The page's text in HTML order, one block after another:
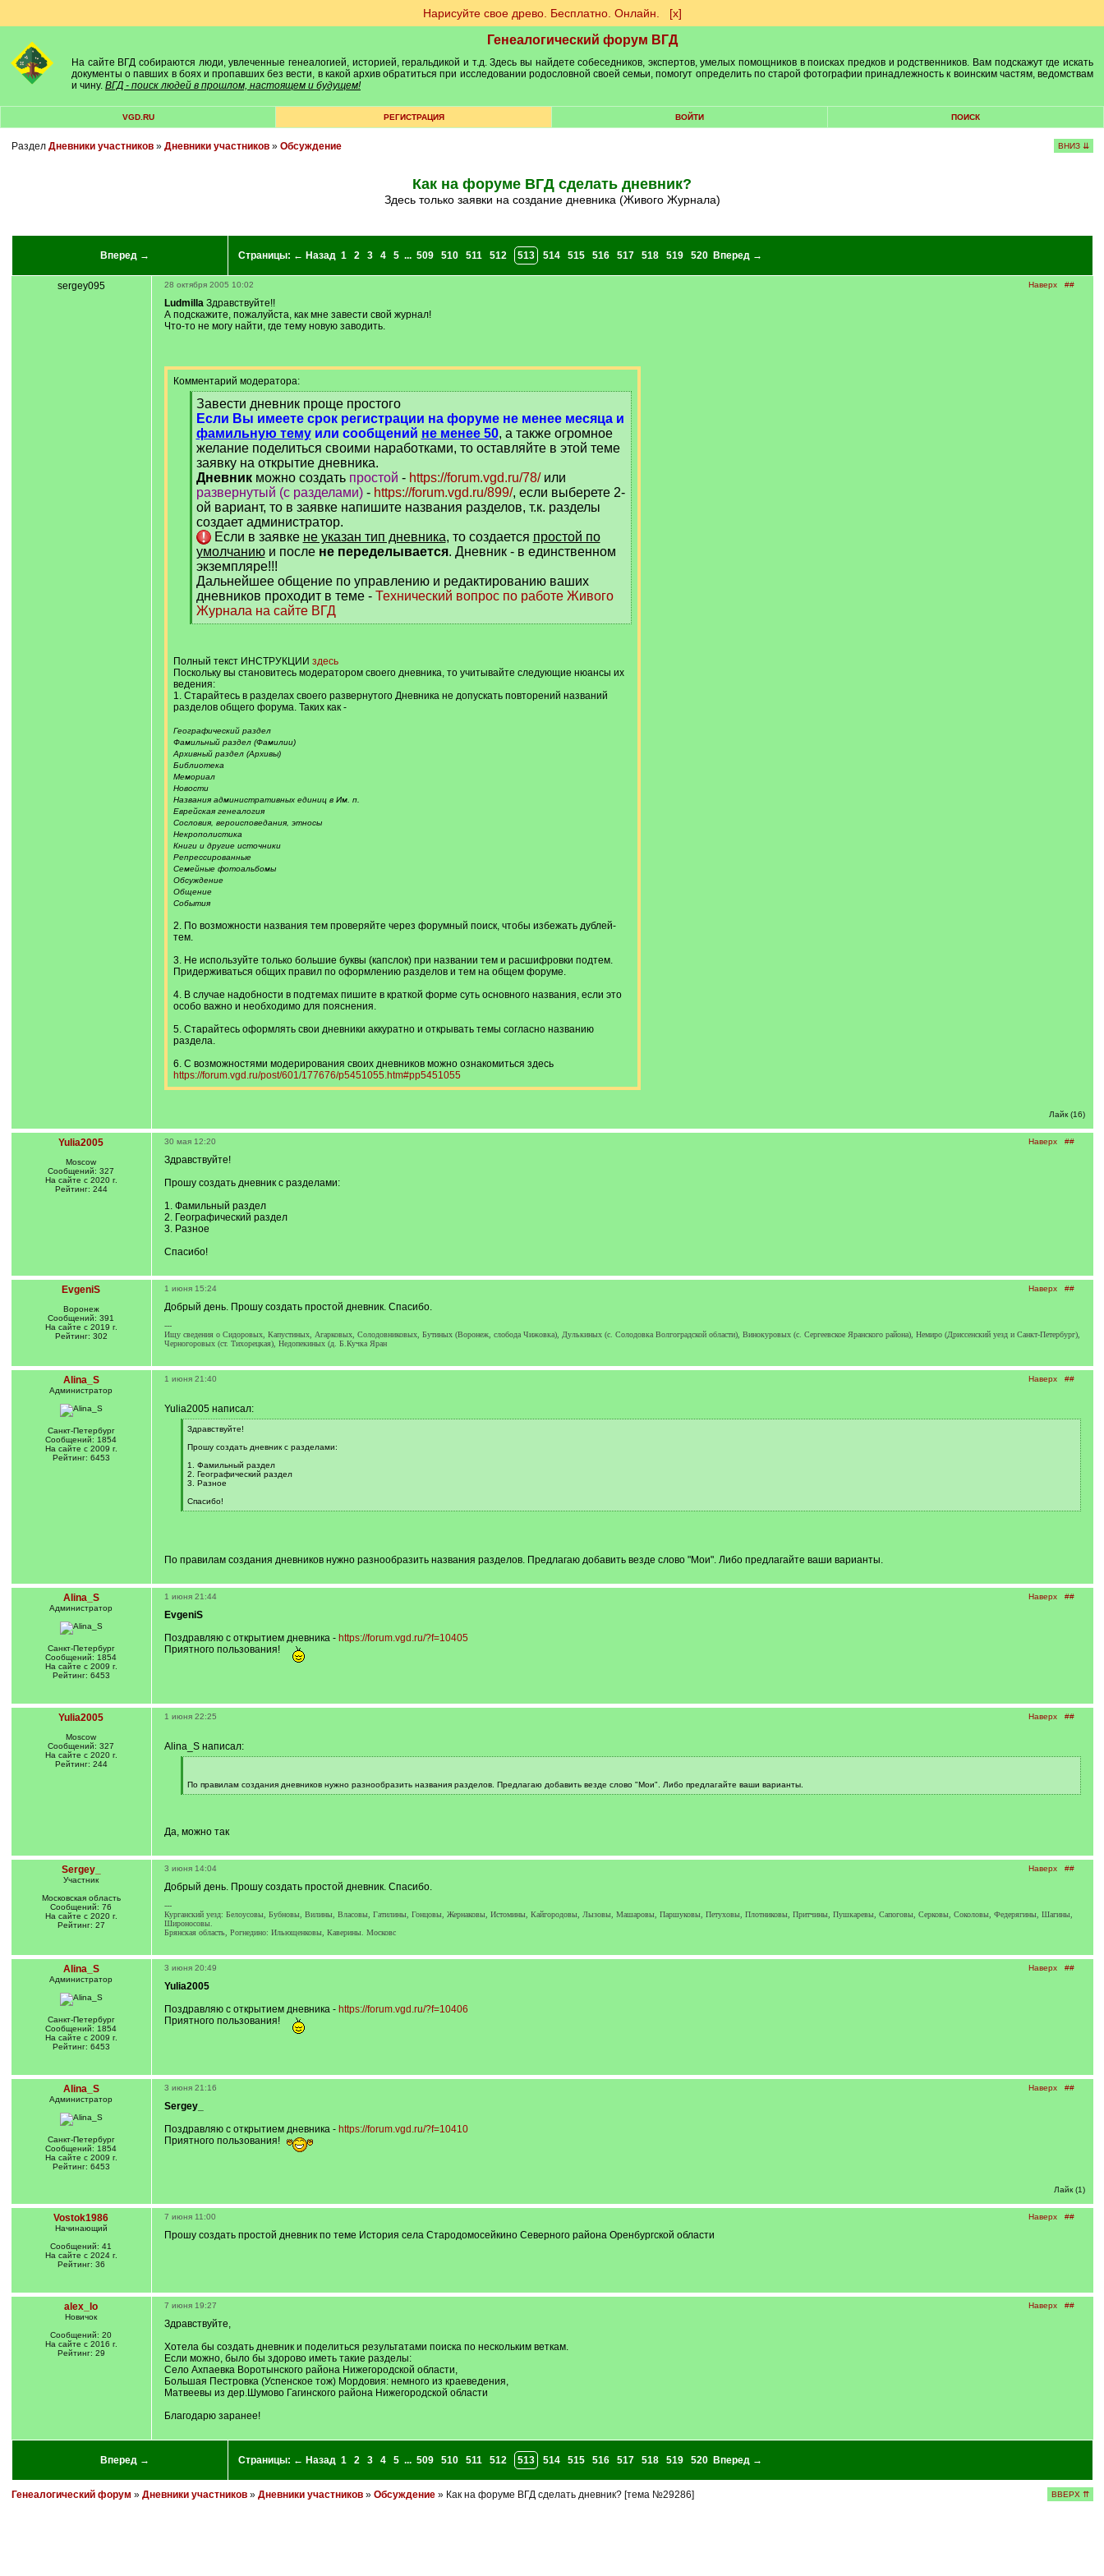
Нарисуйте свое древо. Бесплатно. Онлайн. [х]
Генеалогический форум ВГД
На сайте ВГД собираются люди, увлеченные генеалогией, историей, геральдикой и т.д. Здесь вы найдете собеседников, экспертов, умелых помощников в поисках предков и родственников. Вам подскажут где искать
документы о павших в боях и пропавших без вести, в какой архив обратиться при исследовании родословной своей семьи, помогут определить по старой фотографии принадлежность к воинским частям, ведомствам
и чину. ВГД - поиск людей в прошлом, настоящем и будущем!
VGD.RU РЕГИСТРАЦИЯ ВОЙТИ ПОИСК
Раздел Дневники участников» Дневники участников» Обсуждение ВНИЗ ⇊
Как на форуме ВГД сделать дневник?
здесь только заявки на создание дневника (Живого Журнала)
Вперед → Страницы: ← Назад 1 2 3 4 5 ... 509 510 511 512 513 514 515 516 517 518 519 520 Вперед →
sergey095 Наверх ##
28 октября 2005 10:02
LudmillaЗдравствуйте!!
А подскажите, пожалуйста, как мне завести свой журнал!
Что-то не могу найти, где тему новую заводить.
Комментарий модератора:
[
q
Завести дневник проще простого
Если Вы имеете срок регистрации на форуме не менее месяца и
фамильную темуили сообщений не менее 50, а также огромное
желание поделиться своими наработками, то оставляйте в этой теме
заявку на открытие дневника.
Дневникможно создать простой - https://forum.vgd.ru/78/или
развернутый (с разделами)- https://forum.vgd.ru/899/, если выберете 2-
ой вариант, то в заявке напишите названия разделов, т.к. разделы
создает администратор.
Если в заявке не указан тип дневника, то создается простой по
умолчаниюи после не переделывается. Дневник - в единственном
экземпляре!!!
Дальнейшее общение по управлению и редактированию ваших
дневников проходит в теме - Технический вопрос по работе Живого
Журнала на сайте ВГД
[
Полный текст ИНСТРУКЦИИ здесь
Поскольку вы становитесь модератором своего дневника, то учитывайте следующие нюансы их
ведения:
1. Старайтесь в разделах своего развернутого Дневника не допускать повторений названий
разделов общего форума. Таких как -
Географический раздел
Фамильный раздел (Фамилии)
Архивный раздел (Архивы)
Библиотека
Мемориал
Новости
Названия административных единиц в Им. п.
Еврейская генеалогия
Сословия, вероисповедания, этносы
Некрополистика
Книги и другие источники
Репрессированные
Семейные фотоальбомы
Обсуждение
Общение
События
2. По возможности названия тем проверяйте через форумный поиск, чтобы избежать дублей-
тем.
3. Не используйте только большие буквы (капслок) при названии тем и расшифровки подтем.
Придерживаться общих правил по оформлению разделов и тем на общем форуме.
4. В случае надобности в подтемах пишите в краткой форме суть основного названия, если это
особо важно и необходимо для пояснения.
5. Старайтесь оформлять свои дневники аккуратно и открывать темы согласно названию
раздела.
6. С возможностями модерирования своих дневников можно ознакомиться здесь
https://forum.vgd.ru/post/601/177676/p5451055.htm#pp5451055
Лайк (16)
Yulia2005
Moscow
Сообщений: 327
На сайте с 2020 г.
Рейтинг: 244
Наверх ##
30 мая 12:20
Здравствуйте!
Прошу создать дневник с разделами:
1. Фамильный раздел
2. Географический раздел
3. Разное
Спасибо!
EvgeniS
Воронеж
Сообщений: 391
На сайте с 2019 г.
Рейтинг: 302
Наверх ##
1 июня 15:24
Добрый день. Прошу создать простой дневник. Спасибо.
---
Ищу сведения о Сидоровых, Капустиных, Агарковых, Солодовниковых, Бутиных (Воронеж, слобода Чижовка), Дулькиных (с. Солодовка Волгоградской области), Винокуровых (с. Сергеевское Яранского района), Немиро (Дриссенский уезд и Санкт-Петербург),
Черногоровых (ст. Тихорецкая), Недопекиных (д. Б.Кучка Яран
Alina_S
Администратор
Санкт-Петербург
Сообщений: 1854
На сайте с 2009 г.
Рейтинг: 6453
Наверх ##
1 июня 21:40
Yulia2005 написал:
[
]
Здравствуйте!
Прошу создать дневник с разделами:
1. Фамильный раздел
2. Географический раздел
3. Разное
Спасибо!
[
По правилам создания дневников нужно разнообразить названия разделов. Предлагаю добавить везде слово "Мои". Либо предлагайте ваши варианты.
Alina_S
Администратор
Санкт-Петербург
Сообщений: 1854
На сайте с 2009 г.
Рейтинг: 6453
Наверх ##
1 июня 21:44
EvgeniS
Поздравляю с открытием дневника - https://forum.vgd.ru/?f=10405
Приятного пользования!
Yulia2005
Moscow
Сообщений: 327
На сайте с 2020 г.
Рейтинг: 244
Наверх ##
1 июня 22:25
Alina_S написал:
]По правилам создания дневников нужно разнообразить названия разделов. Предлагаю добавить везде слово "Мои". Либо предлагайте ваши варианты.
[
Да, можно так
Sergey_
Участник
Московская область
Сообщений: 76
На сайте с 2020 г.
Рейтинг: 27
Наверх ##
3 июня 14:04
Добрый день. Прошу создать простой дневник. Спасибо.
---
Курганский уезд: Белоусовы, Бубновы, Вилины, Власовы, Гатилины, Гонцовы, Жернаковы, Истомины, Кайгородовы, Лызовы, Машаровы, Паршуковы, Петуховы, Плотниковы, Притчины, Пушкаревы, Сапоговы, Серковы, Соколовы, Федерягины, Шагины,
Широносовы.
Брянская область, Рогнедино: Ильющенковы, Каверины. Московс
Alina_S
Администратор
Санкт-Петербург
Сообщений: 1854
На сайте с 2009 г.
Рейтинг: 6453
Наверх ##
3 июня 20:49
Yulia2005
Поздравляю с открытием дневника - https://forum.vgd.ru/?f=10406
Приятного пользования!
Alina_S
Администратор
Санкт-Петербург
Сообщений: 1854
На сайте с 2009 г.
Рейтинг: 6453
Наверх ##
3 июня 21:16
Sergey_
Поздравляю с открытием дневника - https://forum.vgd.ru/?f=10410
Приятного пользования!
Лайк (1)
Vostok1986
Начинающий
Сообщений: 41
На сайте с 2024 г.
Рейтинг: 36
Наверх ##
7 июня 11:00
Прошу создать простой дневник по теме История села Стародомосейкино Северного района Оренбургской области
alex_lo
Новичок
Сообщений: 20
На сайте с 2016 г.
Рейтинг: 29
Наверх ##
7 июня 19:27
Здравствуйте,
Хотела бы создать дневник и поделиться результатами поиска по нескольким веткам.
Если можно, было бы здорово иметь такие разделы:
Село Ахпаевка Воротынского района Нижегородской области,
Большая Пестровка (Успенское тож) Мордовия: немного из краеведения,
Матвеевы из дер.Шумово Гагинского района Нижегородской области
Благодарю заранее!
Вперед → Страницы: ← Назад 1 2 3 4 5 ... 509 510 511 512 513 514 515 516 517 518 519 520 Вперед →
Генеалогический форум » Дневники участников» Дневники участников» Обсуждение» Как на форуме ВГД сделать дневник? [тема №29286] ВВЕРХ ⇈